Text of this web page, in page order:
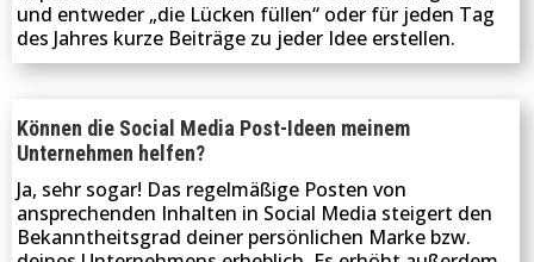
und entweder „die Lücken füllen“ oder für jeden Tag
des Jahres kurze Beiträge zu jeder Idee erstellen.
Können die Social Media Post-Ideen meinem
Unternehmen helfen?
Ja, sehr sogar! Das regelmäßige Posten von
ansprechenden Inhalten in Social Media steigert den
Bekanntheitsgrad deiner persönlichen Marke bzw.